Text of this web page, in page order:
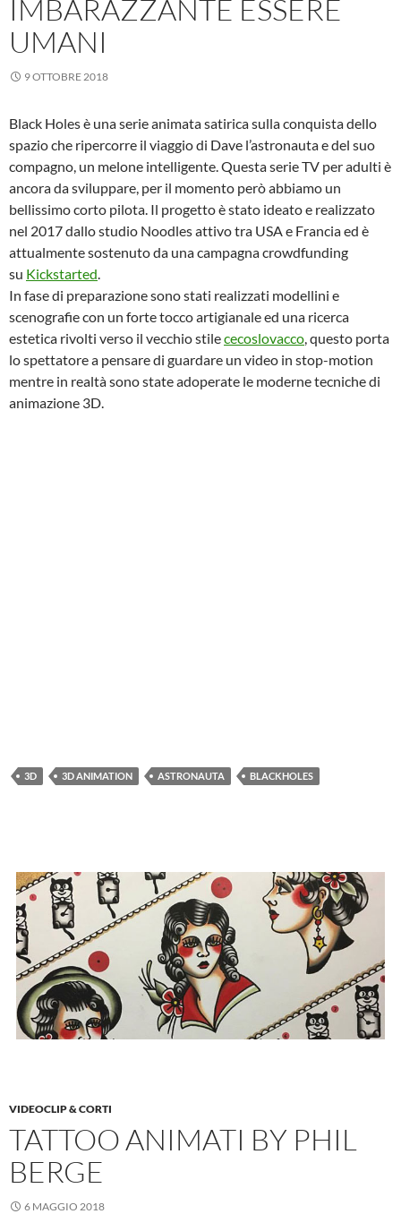
IMBARAZZANTE ESSERE
UMANI
9 OTTOBRE 2018
Black Holes è una serie animata satirica sulla conquista dello
spazio che ripercorre il viaggio di Dave l’astronauta e del suo
compagno, un melone intelligente. Questa serie TV per adulti è
ancora da sviluppare, per il momento però abbiamo un
bellissimo corto pilota. Il progetto è stato ideato e realizzato
nel 2017 dallo studio Noodles attivo tra USA e Francia ed è
attualmente sostenuto da una campagna crowdfunding
su Kickstarted.
In fase di preparazione sono stati realizzati modellini e
scenografie con un forte tocco artigianale ed una ricerca
estetica rivolti verso il vecchio stilececoslovacco, questo porta
lo spettatore a pensare di guardare un video in stop-motion
mentre in realtà sono state adoperate le moderne tecniche di
animazione 3D.
3D 3D ANIMATION ASTRONAUTA BLACKHOLES
VIDEOCLIP & CORTI
TATTOO ANIMATI BY PHIL
BERGE
6 MAGGIO 2018